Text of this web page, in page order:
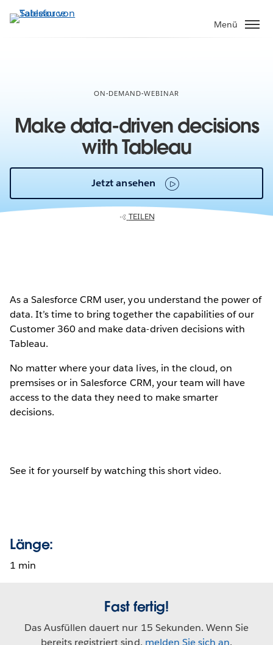
Direkt
zum
Menü
ON-DEMAND-WEBINAR
Make data-driven decisions
with Tableau
Jetzt ansehen
TEILEN
As a Salesforce CRM user, you understand the power of
data. It’s time to bring together the capabilities of our
Customer 360 and make data-driven decisions with
Tableau.
No matter where your data lives, in the cloud, on
premsises or in Salesforce CRM, your team will have
access to the data they need to make smarter
decisions.
See it for yourself by watching this short video.
Länge:
1 min
Fast fertig!
Das Ausfüllen dauert nur 15 Sekunden. Wenn Sie
bereits registriert sind, melden Sie sich an.